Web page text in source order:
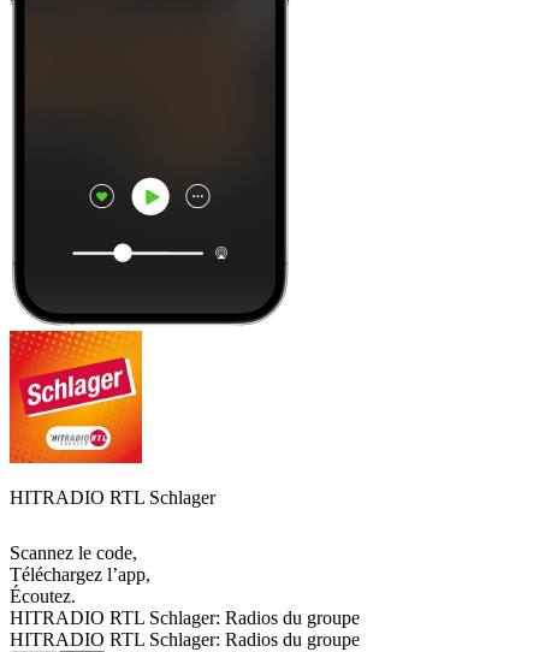
HITRADIO RTL Schlager
Scannez le code,
Téléchargez l’app,
Écoutez.
HITRADIO RTL Schlager: Radios du groupe
HITRADIO RTL Schlager: Radios du groupe